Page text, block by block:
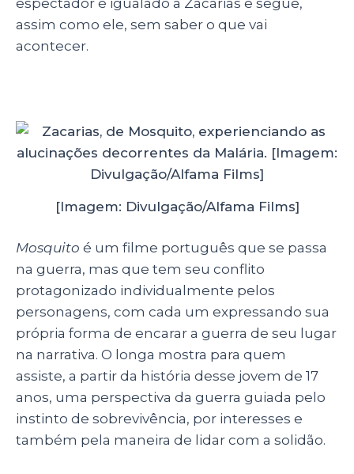
assim como ele, sem saber o que vai
acontecer.
[Imagem: Divulgação/Alfama Films]
Mosquito é um filme português que se passa
na guerra, mas que tem seu conflito
protagonizado individualmente pelos
personagens, com cada um expressando sua
própria forma de encarar a guerra de seu lugar
na narrativa. O longa mostra para quem
assiste, a partir da história desse jovem de 17
anos, uma perspectiva da guerra guiada pelo
instinto de sobrevivência, por interesses e
também pela maneira de lidar com a solidão.